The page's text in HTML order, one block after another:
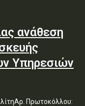
ανάθεση
Υπηρεσιών
Πρωτοκόλλου: